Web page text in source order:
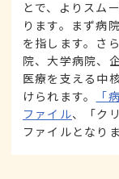
とで、よりスム
ります。まず病
を指します。さ
院、大学病院、
医療を支える中
けられます。
「
ファイル、「ク
ファイルとなりま